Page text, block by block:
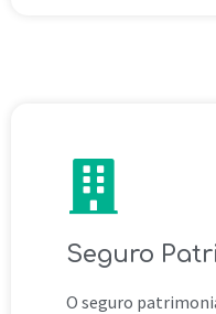
Seguro
O seguro